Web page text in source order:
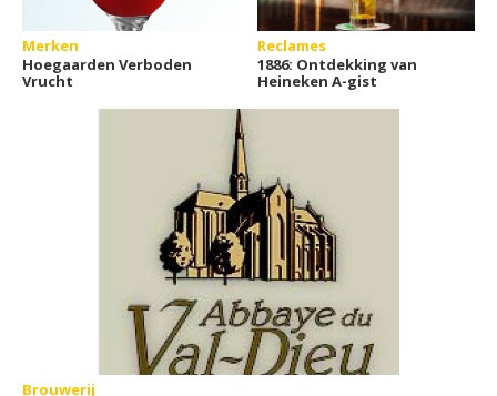
Merken
Hoegaarden Verboden
Vrucht
Reclames
1886: Ontdekking van
Heineken A-gist
Brouwerij